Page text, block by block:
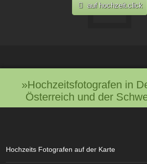
auf hochzeit.click
»Hochzeitsfotografen in
Österreich und der
Hochzeits Fotografen auf der Karte